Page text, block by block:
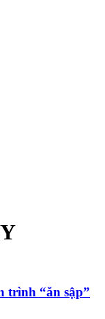
trình “ăn sập”